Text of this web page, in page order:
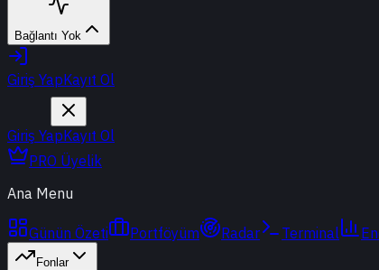
Bağlantı Yok
Giriş YapKayıt Ol
Giriş YapKayıt Ol
PRO Üyelik
Ana Menu
Günün Özeti Portföyüm Radar Terminal
Fonlar